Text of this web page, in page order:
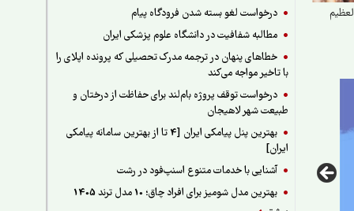
درخواست لغو بسته شدن فرودگاه پیام
مطالبه شفافیت در دانشگاه علوم پزشکی ایران
خطاهای پنهان در ترجمه مدرک تحصیلی که پرونده اپلای را
با تاخیر مواجه می‌کند
درخواست توقف پروژه بام‌لند برای حفاظت از درختان و
طبیعت شهر لاهیجان
بهترین پنل پیامکی ایران [4 تا از بهترین سامانه پیامکی
ایران]
آشنایی با خدمات متنوع اسنپ‌فود در رشت
بهترین مدل شومیز برای افراد چاق؛ 10 مدل ترند 1405